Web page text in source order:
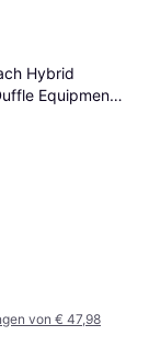
Hybrid
Equipment
von € 47,98